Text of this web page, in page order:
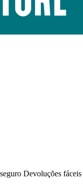
Devoluções fáceis